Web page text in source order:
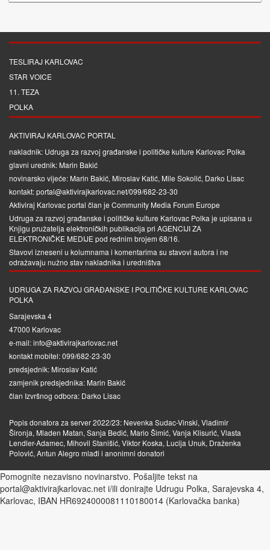
TESLIRAJ KARLOVAC
STAR VOICE
11. TEZA
POLKA
AKTIVIRAJ KARLOVAC PORTAL
nakladnik: Udruga za razvoj građanske i političke kulture Karlovac Polka
glavni urednik: Marin Bakić
novinarsko vijeće: Marin Bakić, Miroslav Katić, Mile Sokolić, Darko Lisac
kontakt: portal@aktivirajkarlovac.net/099/682-23-30
Aktiviraj Karlovac portal član je Community Media Forum Europe
Udruga za razvoj građanske i političke kulture Karlovac Polka je upisana u
Knjigu pružatelja elektroničkih publikacija pri AGENCIJI ZA
ELEKTRONIČKE MEDIJEpod rednim brojem 68/16.
Stavovi izneseni u kolumnama i komentarima su stavovi autora i ne
odražavaju nužno stav nakladnika i uredništva
UDRUGA ZA RAZVOJ GRAĐANSKE I POLITIČKE KULTURE KARLOVAC
POLKA
Sarajevska 4
47000 Karlovac
e-mail: info@aktivirajkarlovac.net
kontakt mobitel: 099/682-23-30
predsjednik: Miroslav Katić
zamjenik predsjednika: Marin Bakić
član Izvršnog odbora: Darko Lisac
Popis donatora za server 2022/23: Nevenka Sudac-Vinski, Vladimir
Šironja, Mladen Matan, Sanja Bedić, Mario Šimić, Vanja Klisurić, Vlasta
Lendler-Adamec, Mihovil Stanišić, Viktor Koska, Lucija Unuk, Draženka
Polović, Antun Alegro mlađi i anonimni donatori
Pomognite nezavisno novinarstvo. Pošaljite tekst na
portal@aktivirajkarlovac.net i/ili donirajte Udrugu Polka, Sarajevska 4,
Karlovac, IBAN HR6924000081110180014 (Karlovačka banka)